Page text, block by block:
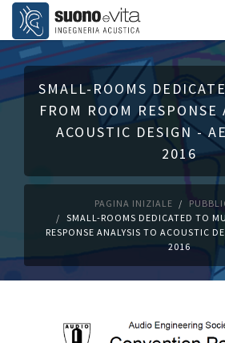
SMALL-ROOMS
FROM ROOM RESPONSE
ACOUSTIC DESIGN -
2016
PAGINA INIZIALE
SMALL-ROOMS DEDICATED TO
RESPONSE ANALYSIS TO ACOUSTIC
2016